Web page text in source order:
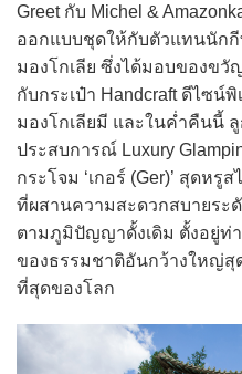
Greet กับ Michel &
ออกแบบชุดให้กับตัวแทนนักกี
มองโกเลีย ซึ่งได้มอบของข
กับกระเป๋า Handcraft ดีไซน์
มองโกเลียมี และในค่ำคืนนี้
ประสบการณ์ Luxury
กระโจม ‘เกอร์ (Ger)’ สุดหรู
ที่ผสานความสะดวกสบายระ
ตามภูมิปัญญาดั้งเดิม ตั้งอยู่ท่
ของธรรมชาติอันกว้างใหญ่
ที่สุดของโลก